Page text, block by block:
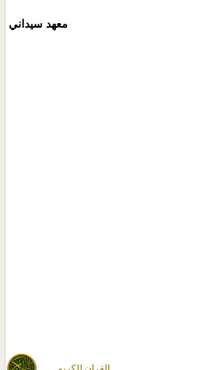
معهد سيداني